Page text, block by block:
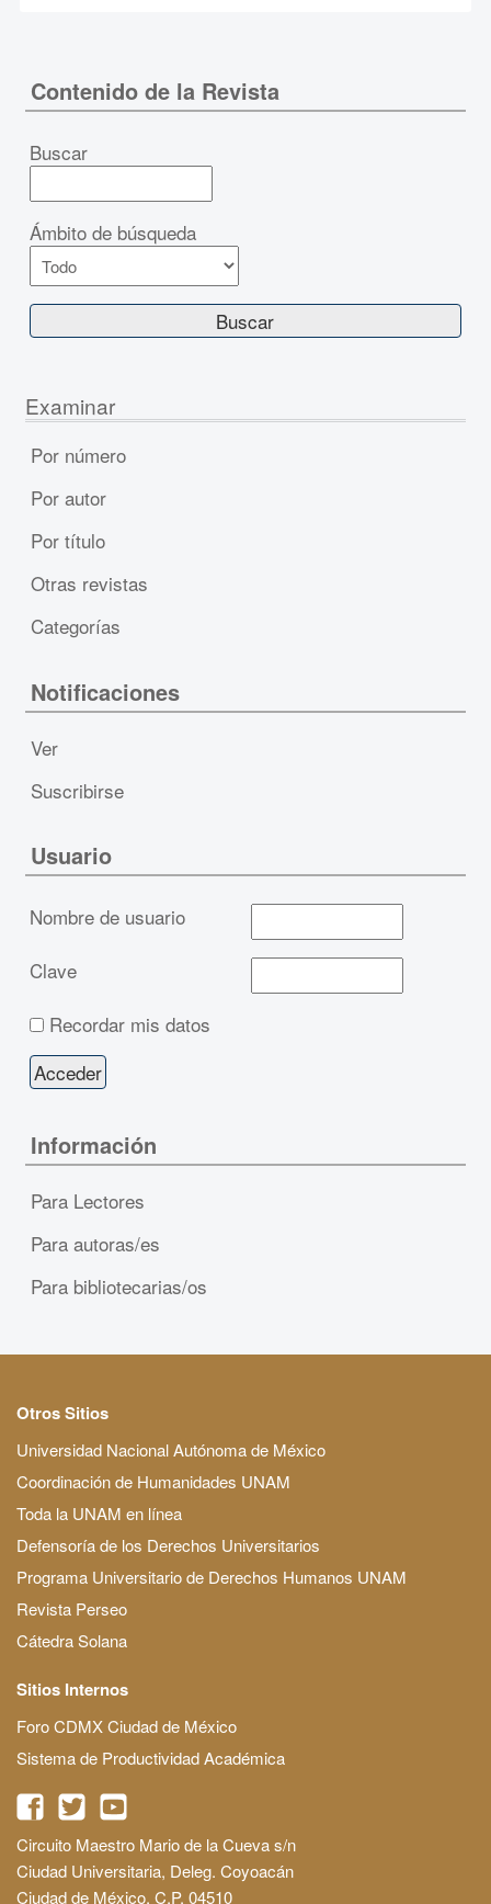
Contenido de la Revista
Buscar
Ámbito de búsqueda
Examinar
Por número
Por autor
Por título
Otras revistas
Categorías
Notificaciones
Ver
Suscribirse
Usuario
Nombre de usuario
Clave
Recordar mis datos
Información
Para Lectores
Para autoras/es
Para bibliotecarias/os
Otros Sitios
Universidad Nacional Autónoma de México
Coordinación de Humanidades UNAM
Toda la UNAM en línea
Defensoría de los Derechos Universitarios
Programa Universitario de Derechos Humanos UNAM
Revista Perseo
Cátedra Solana
Sitios Internos
Foro CDMX Ciudad de México
Sistema de Productividad Académica
Circuito Maestro Mario de la Cueva s/n
Ciudad Universitaria, Deleg. Coyoacán
Ciudad de México, C.P. 04510